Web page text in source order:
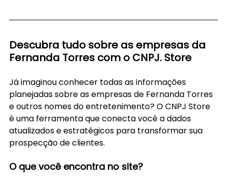
Descubra tudo sobre as empresas da
Fernanda Torres com o CNPJ. Store
Já imaginou conhecer todas as informações
planejadas sobre as empresas de Fernanda Torres
e outros nomes do entretenimento? O CNPJ Store
é uma ferramenta que conecta você a dados
atualizados e estratégicos para transformar sua
prospecção de clientes.
O que você encontra no site?